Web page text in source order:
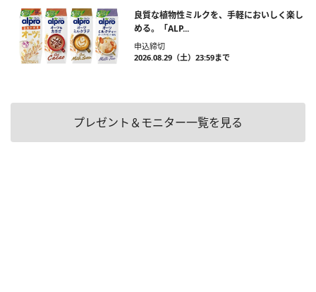
良質な植物性ミルクを、手軽においしく楽し
める。「ALP...
申込締切
2026.08.29（土）23:59まで
プレゼント＆モニター一覧を見る